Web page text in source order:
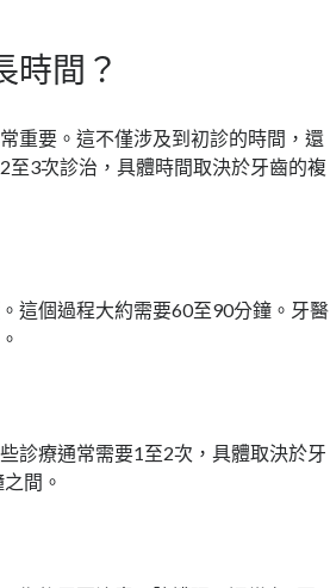
時間？
重要。這不僅涉及到初診的時間，還
3次診治，具體時間取決於牙齒的複
這個過程大約需要60至90分鐘。牙醫
診療通常需要1至2次，具體取決於牙
間。